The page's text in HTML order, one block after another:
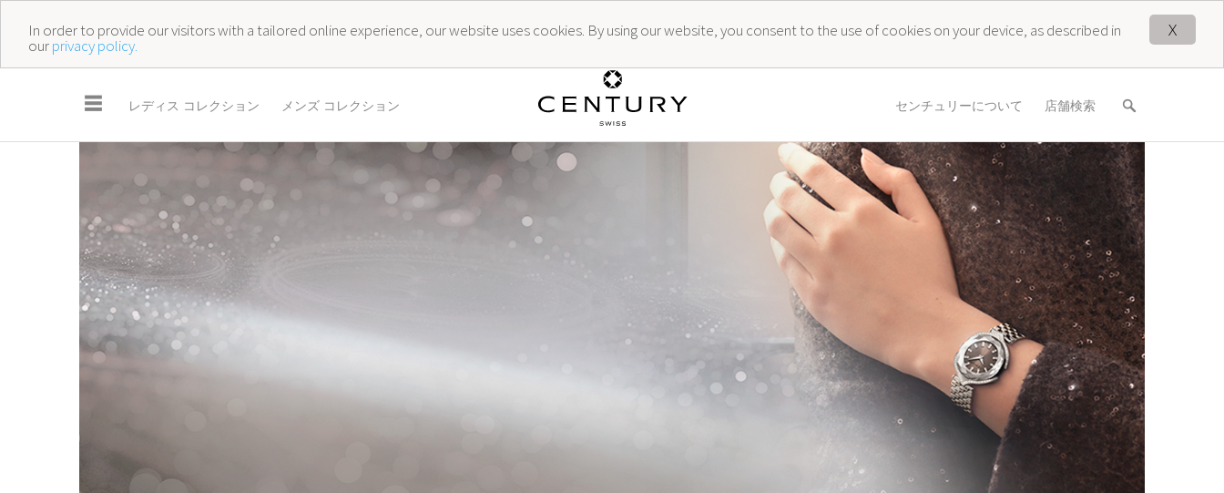
X
In order to provide our visitors with a tailored online experience, our website uses cookies. By using our website, you consent to the use of cookies on your device, as described in
ourprivacy policy.
☰ レディス コレクション メンズ コレクション センチュリーについて 店舗検索